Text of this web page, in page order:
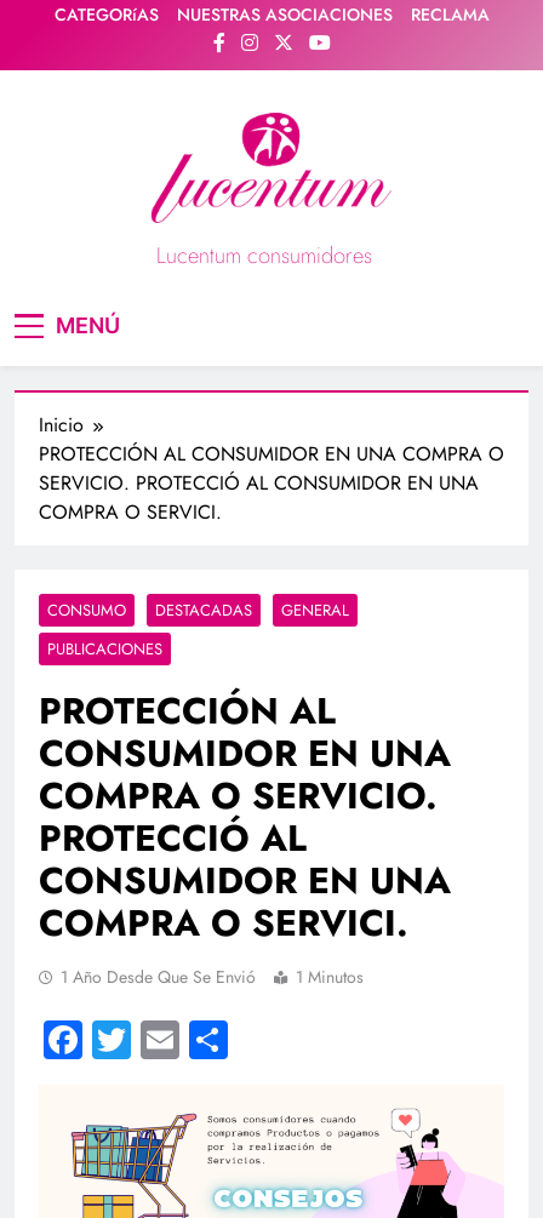
contenido
CATEGORíAS NUESTRAS ASOCIACIONES RECLAMA
Lucentum consumidores
MENÚ
Inicio
PROTECCIÓN AL CONSUMIDOR EN UNA COMPRA O
SERVICIO. PROTECCIÓ AL CONSUMIDOR EN UNA
COMPRA O SERVICI.
CONSUMO DESTACADAS
GENERAL
PUBLICACIONES
PROTECCIÓN AL
CONSUMIDOR EN UNA
COMPRA O SERVICIO.
PROTECCIÓ AL
CONSUMIDOR EN UNA
COMPRA O SERVICI.
1 Año Desde Que Se Envió 1 Minutos
Facebook
Twitter
Email